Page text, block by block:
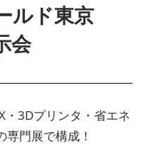
ルド東京
会
・3Dプリンタ・省エネ
門展で構成！